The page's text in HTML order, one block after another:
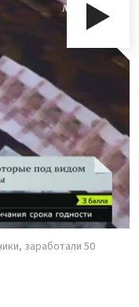
заработали 50